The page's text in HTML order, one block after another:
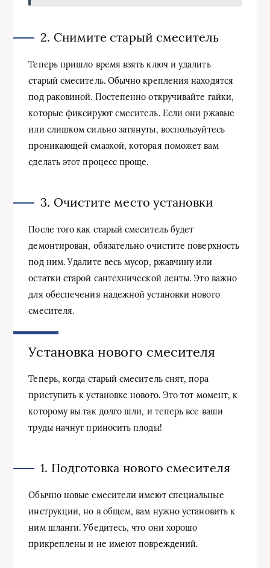
2. Снимите старый смеситель
Теперь пришло время взять ключ и удалить
старый смеситель. Обычно крепления находятся
под раковиной. Постепенно откручивайте гайки,
которые фиксируют смеситель. Если они ржавые
или слишком сильно затянуты, воспользуйтесь
проникающей смазкой, которая поможет вам
сделать этот процесс проще.
3. Очистите место установки
После того как старый смеситель будет
демонтирован, обязательно очистите поверхность
под ним. Удалите весь мусор, ржавчину или
остатки старой сантехнической ленты. Это важно
для обеспечения надежной установки нового
смесителя.
Установка нового смесителя
Теперь, когда старый смеситель снят, пора
приступить к установке нового. Это тот момент, к
которому вы так долго шли, и теперь все ваши
труды начнут приносить плоды!
1. Подготовка нового смесителя
Обычно новые смесители имеют специальные
инструкции, но в общем, вам нужно установить к
ним шланги. Убедитесь, что они хорошо
прикреплены и не имеют повреждений.